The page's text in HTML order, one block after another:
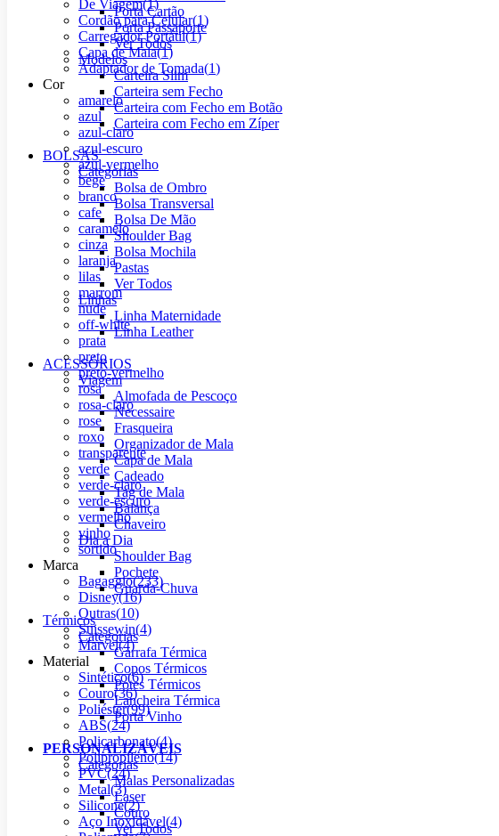
Porta Cartão
Porta Passaporte
Ver Todos
Modelos
Carteira Slim
Carteira sem Fecho
Carteira com Fecho em Botão
Carteira com Fecho em Zíper
BOLSAS
Categorias
Bolsa de Ombro
Bolsa Transversal
Bolsa De Mão
Shoulder Bag
Bolsa Mochila
Pastas
Ver Todos
Linhas
Linha Maternidade
Linha Leather
ACESSÓRIOS
Viagem
Almofada de Pescoço
Necessaire
Frasqueira
Organizador de Mala
Capa de Mala
Cadeado
Tag de Mala
Balança
Chaveiro
Dia a Dia
Shoulder Bag
Pochete
Guarda-Chuva
Térmicos
Categorias
Garrafa Térmica
Copos Térmicos
Potes Térmicos
Lancheira Térmica
Porta Vinho
PERSONALIZÁVEIS
Categorias
Malas Personalizadas
Laser
Couro
Ver Todos
De Viagem(1)
Cordão para Celular(1)
Carregador Portátil(1)
Capa de Mala(1)
Adaptador de Tomada(1)
Cor
amarelo
azul
azul-claro
azul-escuro
azul-vermelho
bege
branco
cafe
caramelo
cinza
laranja
lilas
marrom
nude
off-white
prata
preto
preto-vermelho
rosa
rosa-claro
rose
roxo
transparente
verde
verde-claro
verde-escuro
vermelho
vinho
sortido
Marca
Bagaggio(233)
Disney(16)
Outras(10)
Suissewin(4)
Marvel(4)
Material
Sintético(6)
Couro(36)
Poliéster(99)
ABS(24)
Policarbonato(4)
Polipropileno(14)
PVC(24)
Metal(3)
Silicone(2)
Aço Inoxidável(4)